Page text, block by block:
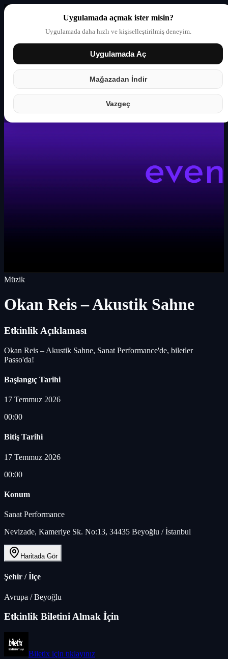
Uygulamada açmak ister misin?
Uygulamada daha hızlı ve kişiselleştirilmiş deneyim.
Uygulamada Aç
Mağazadan İndir
Vazgeç
Giriş yap Partner
Müzik
Okan Reis – Akustik Sahne
Etkinlik Açıklaması
Okan Reis – Akustik Sahne, Sanat Performance'de, biletler
Passo'da!
Başlangıç Tarihi
17 Temmuz 2026
00:00
Bitiş Tarihi
17 Temmuz 2026
00:00
Konum
Sanat Performance
Nevizade, Kameriye Sk. No:13, 34435 Beyoğlu / İstanbul
Haritada Gör
Şehir / İlçe
Avrupa /Beyoğlu
Etkinlik Biletini Almak İçin
Biletix için tıklayınız